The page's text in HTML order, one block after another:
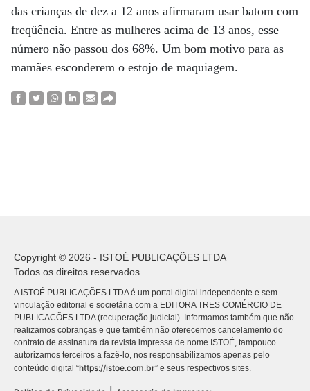
das crianças de dez a 12 anos afirmaram usar batom com
freqüência. Entre as mulheres acima de 13 anos, esse
número não passou dos 68%. Um bom motivo para as
mamães esconderem o estojo de maquiagem.
Copyright © 2026 - ISTOÉ PUBLICAÇÕES LTDA
Todos os direitos reservados.
A ISTOÉ PUBLICAÇÕES LTDA é um portal digital independente e sem
vinculação editorial e societária com a EDITORA TRES COMÉRCIO DE
PUBLICACÕES LTDA (recuperação judicial). Informamos também que não
realizamos cobranças e que também não oferecemos cancelamento do
contrato de assinatura da revista impressa de nome ISTOÉ, tampouco
autorizamos terceiros a fazê-lo, nos responsabilizamos apenas pelo
conteúdo digital “https://istoe.com.br” e seus respectivos sites.